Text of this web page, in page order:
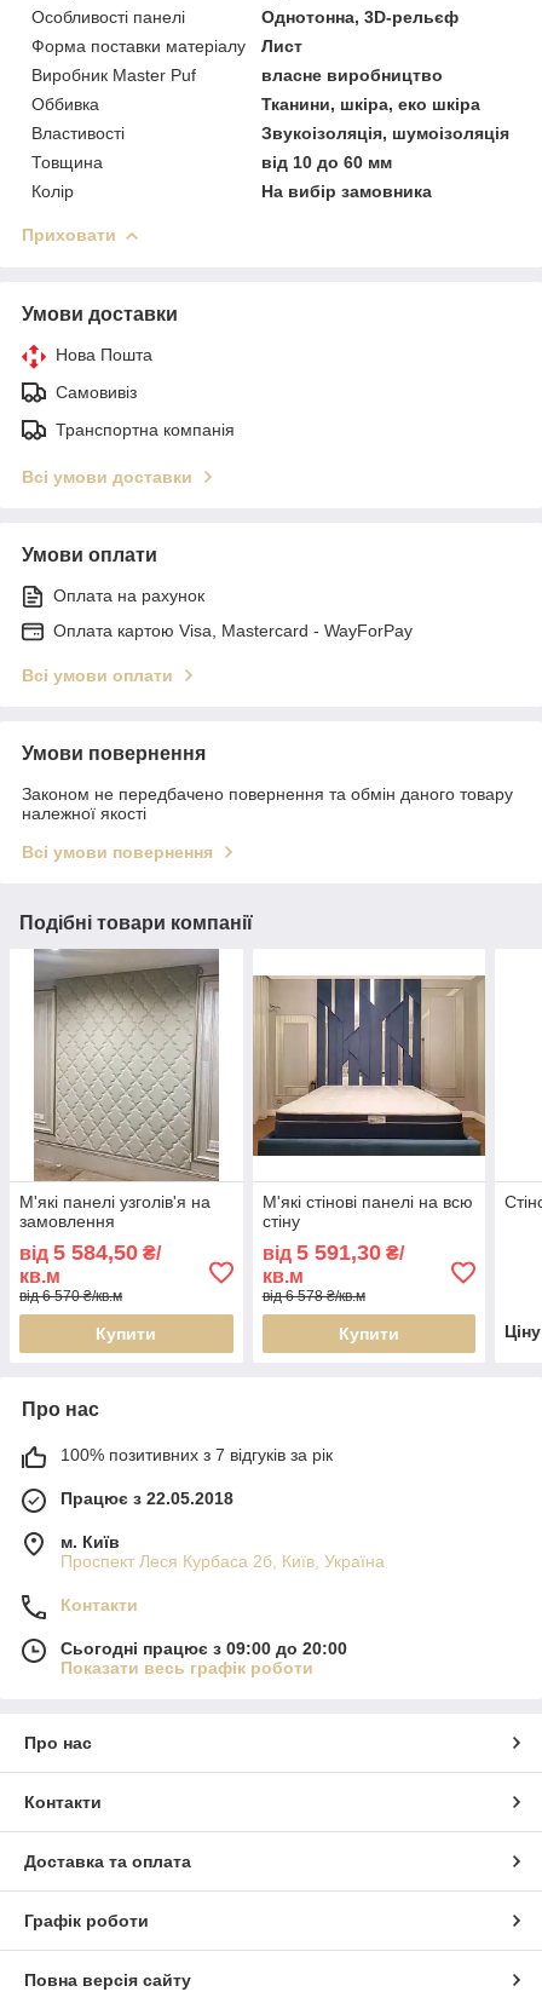
Особливості панелі
Однотонна, 3D-рельєф
Форма поставки матеріалу
Лист
Виробник Master Puf
власне виробництво
Оббивка
Тканини, шкіра, еко шкіра
Властивості
Звукоізоляція, шумоізоляція
Товщина
від 10 до 60 мм
Колір
На вибір замовника
Приховати
Умови доставки
Нова Пошта
Самовивіз
Транспортна компанія
Всі умови доставки
Умови оплати
Оплата на рахунок
Оплата картою Visa, Mastercard - WayForPay
Всі умови оплати
Умови повернення
Законом не передбачено повернення та обмін даного товару
належної якості
Всі умови повернення
Подібні товари компанії
М'які панелі узголів'я на
замовлення
від 5 584,50 ₴/
кв.м
від 6 570 ₴/кв.м
Купити
М'які стінові панелі на всю
стіну
від 5 591,30₴/
кв.м
від 6 578 ₴/кв.м
Купити
Про нас
100% позитивних з 7 відгуків за рік
Працює з 22.05.2018
м. Київ
Проспект Леся Курбаса 2б, Київ, Україна
Контакти
Сьогодні працює з 09:00 до 20:00
Показати весь графік роботи
Про нас
Контакти
Доставка та оплата
Графік роботи
Повна версія сайту